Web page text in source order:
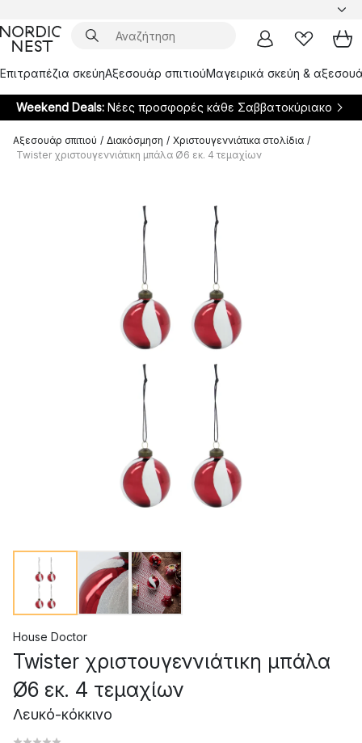
Επιτραπέζια σκεύηΑξεσουάρ σπιτιούΜαγειρικά σκεύη &
Weekend Deals: Νέες προσφορές κάθε Σαββατοκύριακο
Αξεσουάρ σπιτιού / Διακόσμηση / Χριστουγεννιάτικα στολίδια /
Twister χριστουγεννιάτικη μπάλα Ø6 εκ. 4 τεμαχίων
House Doctor
Twister χριστουγεννιάτικη μπάλα
Ø6 εκ. 4 τεμαχίων
Λευκό-κόκκινο